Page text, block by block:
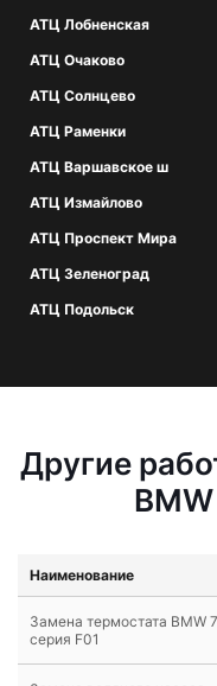
АТЦ Лобненская
АТЦ Очаково
АТЦ Солнцево
АТЦ Раменки
АТЦ Варшавское ш
АТЦ Измайлово
АТЦ Проспект Мира
АТЦ Зеленоград
АТЦ Подольск
Другие
Наименование
Замена термостата BMW 7
серия F01